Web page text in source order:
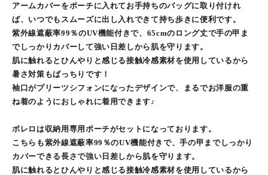
アームカバーをポーチに入れてお手持ちのバッグに取り付けれ
ば、いつでもスムーズに出し入れできて持ち歩きに便利です。
紫外線遮蔽率99％のUV機能付きで、65cmのロング丈で手の甲ま
でしっかりカバーして強い日差しから肌を守ります。
肌に触れるとひんやりと感じる接触冷感素材を使用しているから
暑さ対策もばっちりです！
袖口がプリーツシフォンになったデザインで、まるでお洋服の重
ね着のようにおしゃれに着用できます♪
ボレロは収納用専用ポーチがセットになっております。
こちらも紫外線遮蔽率99％のUV機能付きで、手の甲までしっかり
カバーできる長さで強い日差しから肌を守ります。
肌に触れるとひんやりと感じる接触冷感素材を使用しているから